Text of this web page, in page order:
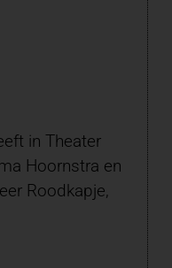
in Theater
Hoornstra en
Roodkapje,